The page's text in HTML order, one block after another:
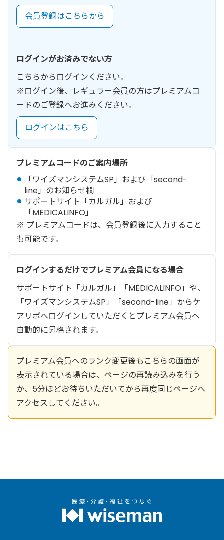
会員登録はこちらから
ログインがお済みでない方
こちらからログインください。
※ログイン後、レギュラー会員の方はプレミアムコ
ードのご登録へお進みください。
ログインはこちら
プレミアムコードのご案内場所
「ワイズマンシステムSP」および「second-
line」のお知らせ欄
サポートサイト「カルガル」および
「MEDICALINFO」
※ プレミアムコードは、会員登録後に入力すること
も可能です。
ログインするだけでプレミアム会員になる場合
サポートサイト「カルガル」「MEDICALINFO」や、
「ワイズマンシステムSP」「second-line」からケ
アリポへログインしていただくとプレミアム会員へ
自動的に昇格されます。
プレミアム会員へのランク変更後もこちらの画面が
表示されている場合は、ページの再読み込みを行う
か、5分ほどお待ちいただいてから再度同じページへ
アクセスしてください。